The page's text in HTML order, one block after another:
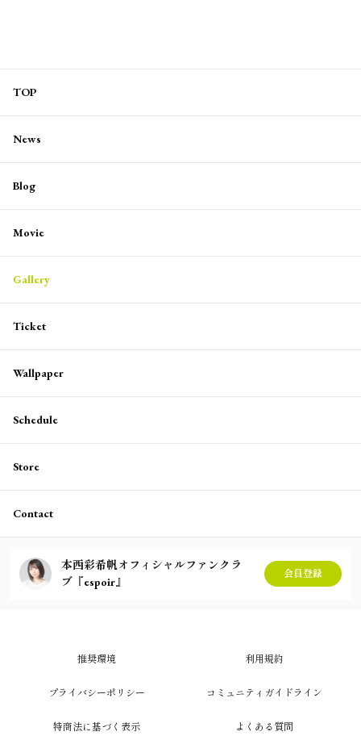
TOP
News
Blog
Movie
Gallery
Ticket
Wallpaper
Schedule
Store
Contact
本西彩希帆オフィシャルファンクラ
ブ『espoir』
会員登録
推奨環境 利用規約
プライバシーポリシー コミュニティガイドライン
特商法に基づく表示 よくある質問